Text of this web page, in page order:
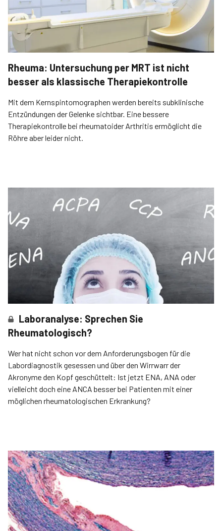
Rheuma: Untersuchung per MRT ist nicht
besser als klassische Therapiekontrolle
Mit dem Kernspintomographen werden bereits subklinische
Entzündungen der Gelenke sichtbar. Eine bessere
Therapiekontrolle bei rheumato­ider Arthritis ermöglicht die
Röhre aber leider nicht.
Laboranalyse: Sprechen Sie
Rheumatologisch?
Wer hat nicht schon vor dem Anforderungsbogen für die
Labordiagnostik gesessen und über den Wirrwarr der
Akronyme den Kopf geschüttelt: Ist jetzt ENA, ANA oder
vielleicht doch eine ANCA besser bei Patienten mit einer
möglichen rheumatologischen Erkrankung?